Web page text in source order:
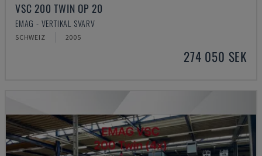
VSC 200 TWIN OP 20
EMAG - VERTIKAL SVARV
SCHWEIZ 2005
274 050 SEK